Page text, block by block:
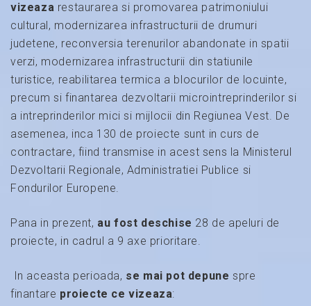
vizeaza restaurarea si promovarea patrimoniului
cultural, modernizarea infrastructurii de drumuri
judetene, reconversia terenurilor abandonate in spatii
verzi, modernizarea infrastructurii din statiunile
turistice, reabilitarea termica a blocurilor de locuinte,
precum si finantarea dezvoltarii microintreprinderilor si
a intreprinderilor mici si mijlocii din Regiunea Vest. De
asemenea, inca 130 de proiecte sunt in curs de
contractare, fiind transmise in acest sens la Ministerul
Dezvoltarii Regionale, Administratiei Publice si
Fondurilor Europene.
Pana in prezent, au fost deschise 28 de apeluri de
proiecte, in cadrul a 9 axe prioritare.
In aceasta perioada, se mai pot depunespre
finantare proiecte ce vizeaza: